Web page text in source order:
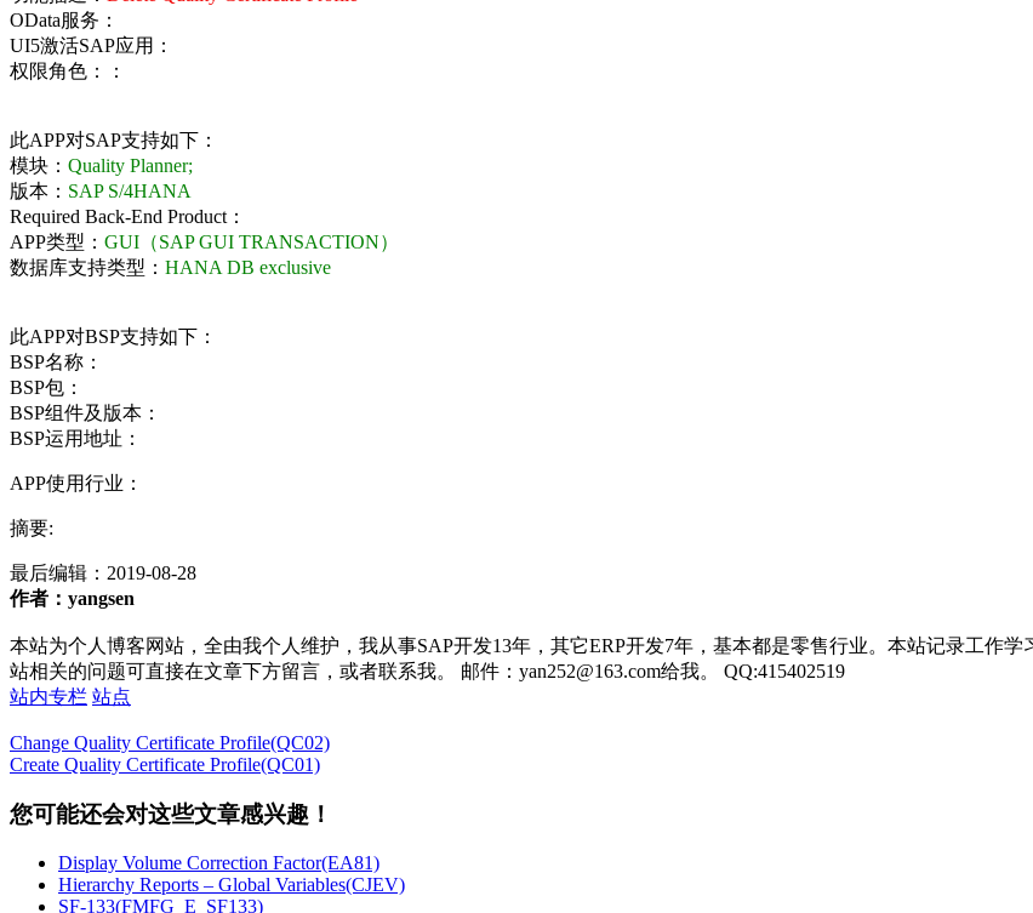
OData服务：
UI5激活SAP应用：
权限角色：：
此APP对SAP支持如下：
模块： Quality Planner;
版本： SAP S/4HANA
Required Back-End Product：
APP类型： GUI（SAP GUI TRANSACTION）
数据库支持类型： HANA DB exclusive
此APP对BSP支持如下：
BSP名称：
BSP包：
BSP组件及版本：
BSP运用地址：
APP使用行业：
摘要:
最后编辑： 2019-08-28
作者：yangsen
本站为个人博客网站，全由我个人维护，我从事SAP开发13年，其它ERP开发7年，基本都是零售行业。本站记录工作
站相关的问题可直接在文章下方留言，或者联系我。 邮件：yan252@163.com给我。 QQ:415402519
站内专栏 站点
Change Quality Certificate Profile(QC02)
Create Quality Certificate Profile(QC01)
您可能还会对这些文章感兴趣！
Display Volume Correction Factor(EA81)
Hierarchy Reports – Global Variables(CJEV)
SF-133(FMFG_E_SF133)